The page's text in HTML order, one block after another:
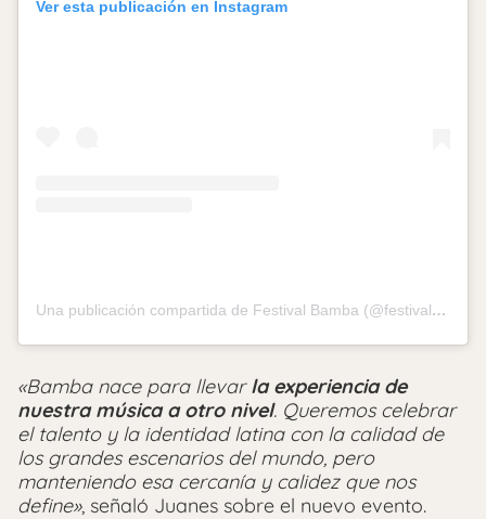
Ver esta publicación en Instagram
Una publicación compartida de Festival Bamba (@festivalbambacl)
«Bamba nace para llevarla experiencia de
nuestra música a otro nivel. Queremos celebrar
el talento y la identidad latina con la calidad de
los grandes escenarios del mundo, pero
manteniendo esa cercanía y calidez que nos
define», señaló Juanes sobre el nuevo evento.